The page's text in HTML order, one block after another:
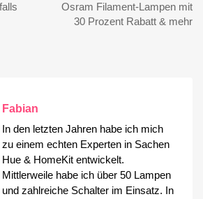
Osram Filament-Lampen mit
30 Prozent Rabatt & mehr
Fabian
In den letzten Jahren habe ich mich
zu einem echten Experten in Sachen
Hue & HomeKit entwickelt.
Mittlerweile habe ich über 50 Lampen
und zahlreiche Schalter im Einsatz. In